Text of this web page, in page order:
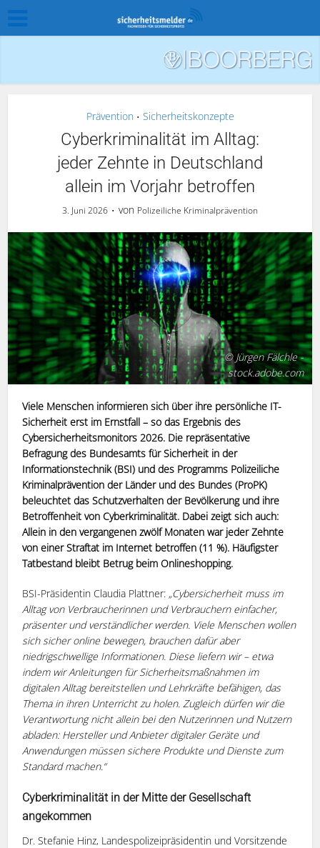
Prävention • Sicherheitskonzepte
Cyberkriminalität im Alltag:
jeder Zehnte in Deutschland
allein im Vorjahr betroffen
3. Juni 2026 von Polizeiliche Kriminalprävention
© Jürgen Fälchle -
stock.adobe.com
Viele Menschen informieren sich über ihre persönliche IT-
Sicherheit erst im Ernstfall – so das Ergebnis des
Cybersicherheitsmonitors 2026. Die repräsentative
Befragung des Bundesamts für Sicherheit in der
Informationstechnik (BSI) und des Programms Polizeiliche
Kriminalprävention der Länder und des Bundes (ProPK)
beleuchtet das Schutzverhalten der Bevölkerung und ihre
Betroffenheit von Cyberkriminalität. Dabei zeigt sich auch:
Allein in den vergangenen zwölf Monaten war jeder Zehnte
von einer Straftat im Internet betroffen (11 %). Häufigster
Tatbestand bleibt Betrug beim Onlineshopping.
BSI-Präsidentin Claudia Plattner: „Cybersicherheit muss im
Alltag von Verbraucherinnen und Verbrauchern einfacher,
präsenter und verständlicher werden. Viele Menschen wollen
sich sicher online bewegen, brauchen dafür aber
niedrigschwellige Informationen. Diese liefern wir – etwa
indem wir Anleitungen für Sicherheitsmaßnahmen im
digitalen Alltag bereitstellen und Lehrkräfte befähigen, das
Thema in ihren Unterricht zu holen. Zugleich dürfen wir die
Verantwortung nicht allein bei den Nutzerinnen und Nutzern
abladen: Hersteller und Anbieter digitaler Geräte und
Anwendungen müssen sichere Produkte und Dienste zum
Standard machen.“
Cyberkriminalität in der Mitte der Gesellschaft
angekommen
Dr. Stefanie Hinz, Landespolizeipräsidentin und Vorsitzende